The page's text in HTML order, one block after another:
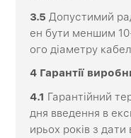
3.5 Допустимий
ен бути меншим
ого діаметру
4 Гарантії
4.1 Гарантійний
дня введення в
ирьох років з